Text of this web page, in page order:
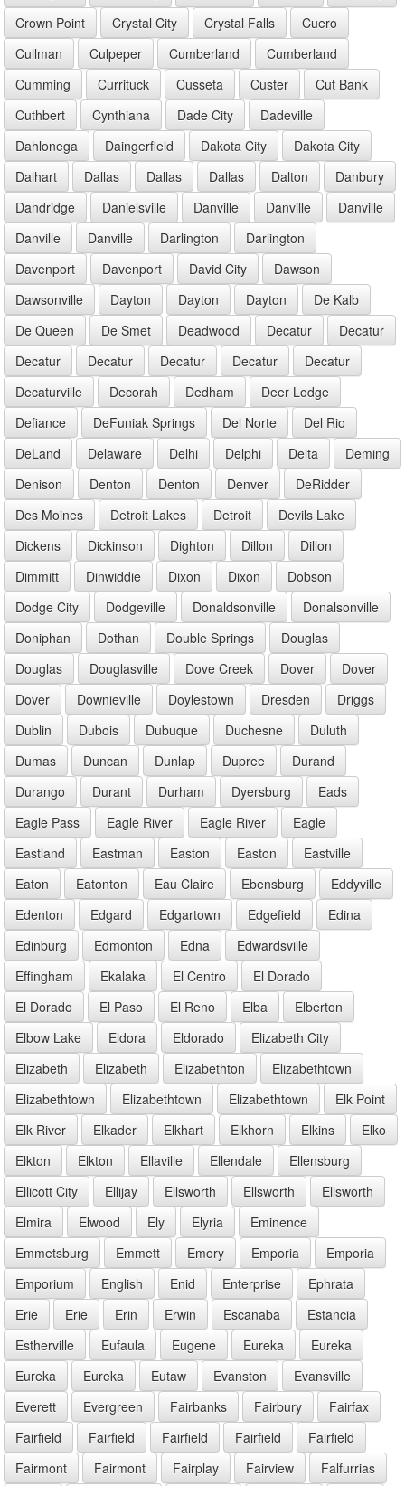
Crown Point
Crystal City Crystal Falls
Cuero
Cullman
Culpeper Cumberland
Cumberland
Cumming
Currituck Cusseta Custer
Cut Bank
Cuthbert
Cynthiana Dade City
Dadeville
Dahlonega
Daingerfield Dakota City
Dakota City
Dalhart
Dallas Dallas Dallas Dalton
Danbury
Dandridge
Danielsville Danville Danville
Danville
Danville
Danville Darlington
Darlington
Davenport
Davenport David City
Dawson
Dawsonville
Dayton Dayton Dayton
De Kalb
De Queen
De Smet Deadwood Decatur
Decatur
Decatur
Decatur Decatur Decatur
Decatur
Decaturville
Decorah Dedham
Deer Lodge
Defiance
DeFuniak Springs Del Norte
Del Rio
DeLand
Delaware Delhi Delphi Delta
Deming
Denison
Denton Denton Denver
DeRidder
Des Moines
Detroit Lakes Detroit
Devils Lake
Dickens
Dickinson Dighton Dillon
Dillon
Dimmitt
Dinwiddie Dixon Dixon
Dobson
Dodge City
Dodgeville Donaldsonville
Donalsonville
Doniphan
Dothan Double Springs
Douglas
Douglas
Douglasville Dove Creek Dover
Dover
Dover
Downieville Doylestown Dresden
Driggs
Dublin
Dubois Dubuque Duchesne
Duluth
Dumas
Duncan Dunlap Dupree
Durand
Durango
Durant Durham Dyersburg
Eads
Eagle Pass
Eagle River Eagle River
Eagle
Eastland
Eastman Easton Easton
Eastville
Eaton
Eatonton Eau Claire Ebensburg
Eddyville
Edenton
Edgard Edgartown Edgefield
Edina
Edinburg
Edmonton Edna
Edwardsville
Effingham
Ekalaka El Centro
El Dorado
El Dorado
El Paso El Reno Elba
Elberton
Elbow Lake
Eldora Eldorado
Elizabeth City
Elizabeth
Elizabeth Elizabethton
Elizabethtown
Elizabethtown
Elizabethtown Elizabethtown
Elk Point
Elk River
Elkader Elkhart Elkhorn Elkins
Elko
Elkton
Elkton Ellaville Ellendale
Ellensburg
Ellicott City
Ellijay Ellsworth Ellsworth
Ellsworth
Elmira
Elwood Ely Elyria
Eminence
Emmetsburg
Emmett Emory Emporia
Emporia
Emporium
English Enid Enterprise
Ephrata
Erie
Erie Erin Erwin Escanaba
Estancia
Estherville
Eufaula Eugene Eureka
Eureka
Eureka
Eureka Eutaw Evanston
Evansville
Everett
Evergreen Fairbanks Fairbury
Fairfax
Fairfield
Fairfield Fairfield Fairfield
Fairfield
Fairmont
Fairmont Fairplay Fairview Falfurrias